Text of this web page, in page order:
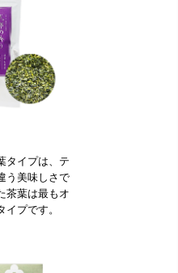
タイプは、テ
う美味しさで
茶葉は最もオ
イプです。